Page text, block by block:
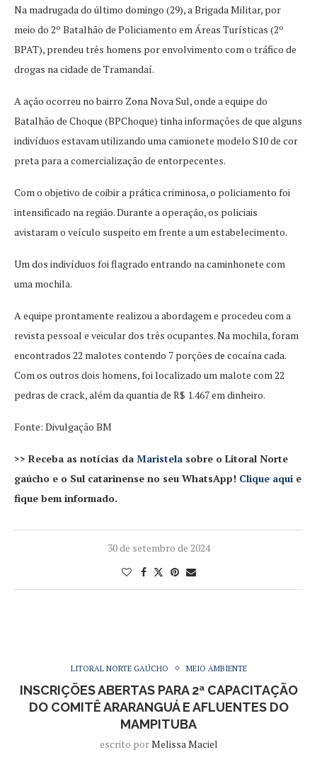
Na madrugada do último domingo (29), a Brigada Militar, por
meio do 2º Batalhão de Policiamento em Áreas Turísticas (2º
BPAT), prendeu três homens por envolvimento com o tráfico de
drogas na cidade de Tramandaí.
A ação ocorreu no bairro Zona Nova Sul, onde a equipe do
Batalhão de Choque (BPChoque) tinha informações de que alguns
indivíduos estavam utilizando uma camionete modelo S10 de cor
preta para a comercialização de entorpecentes.
Com o objetivo de coibir a prática criminosa, o policiamento foi
intensificado na região. Durante a operação, os policiais
avistaram o veículo suspeito em frente a um estabelecimento.
Um dos indivíduos foi flagrado entrando na caminhonete com
uma mochila.
A equipe prontamente realizou a abordagem e procedeu com a
revista pessoal e veicular dos três ocupantes. Na mochila, foram
encontrados 22 malotes contendo 7 porções de cocaína cada.
Com os outros dois homens, foi localizado um malote com 22
pedras de crack, além da quantia de R$ 1.467 em dinheiro.
Fonte: Divulgação BM
>> Receba as notícias da Maristela sobre o Litoral Norte
gaúcho e o Sul catarinense no seu WhatsApp! Clique aqui e
fique bem informado.
30 de setembro de 2024
LITORAL NORTE GAÚCHO MEIO AMBIENTE
INSCRIÇÕES ABERTAS PARA 2ª CAPACITAÇÃO
DO COMITÊ ARARANGUÁ E AFLUENTES DO
MAMPITUBA
escrito porMelissa Maciel